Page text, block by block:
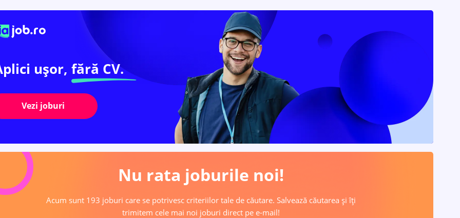
ușor, fără CV.
Vezi joburi
Nu rata joburile noi!
Acum sunt 193 joburi care se potrivesc criteriilor tale de căutare. Salvează căutarea și îți
trimitem cele mai noi joburi direct pe e-mail!